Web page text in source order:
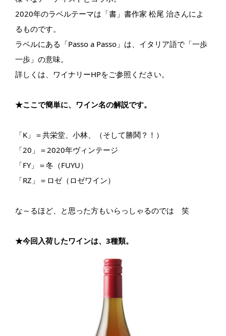
2020年のラベルテーマは「書」書作家 松尾 治さんによ
るものです。
ラベルにある「Passo a Passo」は、イタリア語で「一歩
一歩」の意味。
詳しくは、ワイナリーHPをご参照ください。
★ここで簡単に、ワイン名の解説です。
「K」＝共栄堂、小林、（そして勝鬨？！）
「20」＝2020年ヴィンテージ
「FY」＝冬（FUYU）
「RZ」＝ロゼ（ロゼワイン）
な～るほど、と思った方もいらっしゃるのでは 笑
★今回入荷したワインは、3種類。